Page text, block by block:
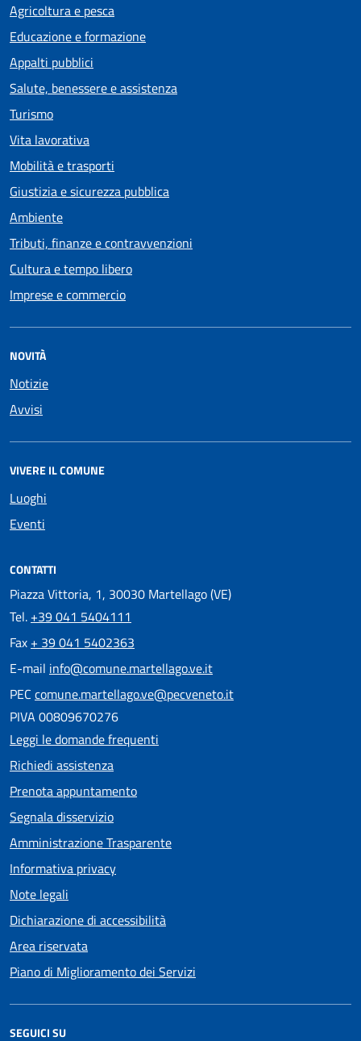
Agricoltura e pesca
Educazione e formazione
Appalti pubblici
Salute, benessere e assistenza
Turismo
Vita lavorativa
Mobilità e trasporti
Giustizia e sicurezza pubblica
Ambiente
Tributi, finanze e contravvenzioni
Cultura e tempo libero
Imprese e commercio
NOVITÀ
Notizie
Avvisi
VIVERE IL COMUNE
Luoghi
Eventi
CONTATTI
Piazza Vittoria, 1, 30030 Martellago (VE)
Tel. +39 041 5404111
Fax + 39 041 5402363
E-mail info@comune.martellago.ve.it
PEC comune.martellago.ve@pecveneto.it
PIVA 00809670276
Leggi le domande frequenti
Richiedi assistenza
Prenota appuntamento
Segnala disservizio
Amministrazione Trasparente
Informativa privacy
Note legali
Dichiarazione di accessibilità
Area riservata
Piano di Miglioramento dei Servizi
SEGUICI SU